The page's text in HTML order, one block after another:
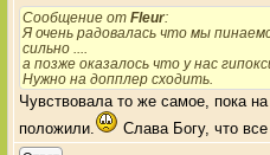
Сообщение отFleur:
Я очень радовалась что мы
сильно ....
а позже оказалось что у нас
Нужно на допплер сходить.
Чувствовала то же самое, пока
положили.
Слава Богу, что